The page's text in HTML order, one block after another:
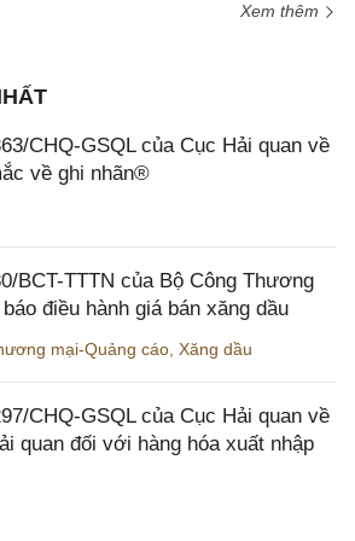
Xem thêm
CHQ-GSQL của Cục Hải quan về
về ghi nhãn®
BCT-TTTN của Bộ Công Thương
điều hành giá bán xăng dầu
mại-Quảng cáo Xăng dầu
CHQ-GSQL của Cục Hải quan về
quan đối với hàng hóa xuất nhập